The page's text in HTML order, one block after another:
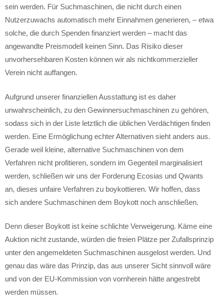
sein werden. Für Suchmaschinen, die nicht durch einen
Nutzerzuwachs automatisch mehr Einnahmen generieren, – etwa
solche, die durch Spenden finanziert werden – macht das
angewandte Preismodell keinen Sinn. Das Risiko dieser
unvorhersehbaren Kosten können wir als nichtkommerzieller
Verein nicht auffangen.
Aufgrund unserer finanziellen Ausstattung ist es daher
unwahrscheinlich, zu den Gewinnersuchmaschinen zu gehören,
sodass sich in der Liste letztlich die üblichen Verdächtigen finden
werden. Eine Ermöglichung echter Alternativen sieht anders aus.
Gerade weil kleine, alternative Suchmaschinen von dem
Verfahren nicht profitieren, sondern im Gegenteil marginalisiert
werden, schließen wir uns der Forderung Ecosias und Qwants
an, dieses unfaire Verfahren zu boykottieren. Wir hoffen, dass
sich andere Suchmaschinen dem Boykott noch anschließen.
Denn dieser Boykott ist keine schlichte Verweigerung. Käme eine
Auktion nicht zustande, würden die freien Plätze per Zufallsprinzip
unter den angemeldeten Suchmaschinen ausgelost werden. Und
genau das wäre das Prinzip, das aus unserer Sicht sinnvoll wäre
und von der EU-Kommission von vornherein hätte angestrebt
werden müssen.